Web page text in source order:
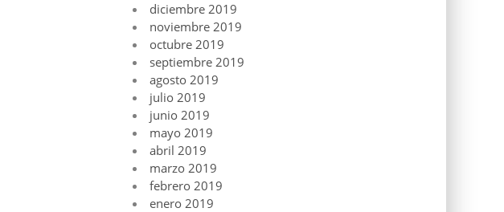
diciembre 2019
noviembre 2019
octubre 2019
septiembre 2019
agosto 2019
julio 2019
junio 2019
mayo 2019
abril 2019
marzo 2019
febrero 2019
enero 2019